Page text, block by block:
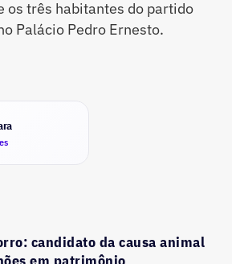
os três habitantes do partido
Palácio Pedro Ernesto.
candidato da causa animal